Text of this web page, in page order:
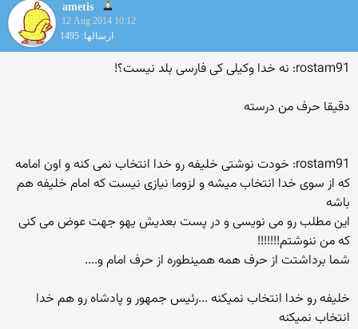
ametis
12 Aug 2014 10:12
ارسالها: 1495
rostam91: نه خدا وکیلی کی فارسی بلد نیست؟!
دقیقا حرف من درسته
rostam91: خودت نوشتی خلیفه رو خدا انتخاب نمی کنه و اون امامه
که از سوی خدا انتخاب میشه و لزوما نیازی نیست که امام خلیفه هم
باشه
این مطلب رو می نویسی و در پست بعدیش یهو جهت عوض می کنی
که من ننوشتم!!!!!!!
شما برداشتت از حرف همه همینطوره از حرف امام و....
خلیفه رو خدا انتخاب نمیکنه ...رئیس جمهور و پادشاه رو هم خدا
انتخاب نمیکنه